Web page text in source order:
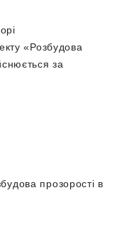
«Розбудова
за
прозорості в